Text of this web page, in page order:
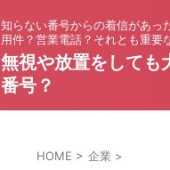
知らない番号からの着信があっ
用件？営業電話？それとも重要
無視や放置をしても
番号？
HOME > 企業 >